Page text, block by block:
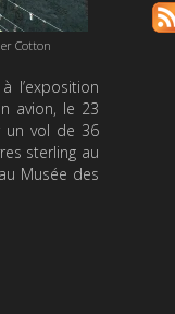
Cotton
l’exposition
avion, le 23
un vol de 36
sterling au
Musée des